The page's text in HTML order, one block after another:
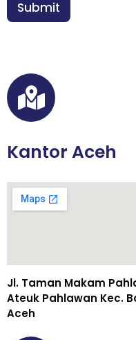
n
*
Submit
Kantor Aceh
Jl. Taman Makam
Ateuk Pahlawan Kec.
Aceh